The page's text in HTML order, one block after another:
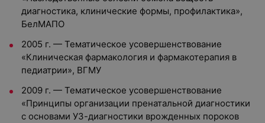
диагностика, клинические формы, профилактика»,
БелМАПО
2005 г. — Тематическое усовершенствование
«Клиническая фармакология и фармакотерапия в
педиатрии», ВГМУ
2009 г. — Тематическое усовершенствование
«Принципы организации пренатальной диагностики
с основами УЗ-диагностики врожденных пороков